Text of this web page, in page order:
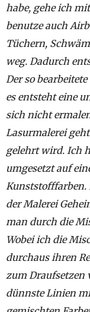
habe, gehe ich
benutze auch
Tüchern,
weg. Dadurch
Der so
es entsteht eine
sich nicht
Lasurmalerei
gelehrt wird. Ich
umgesetzt auf
Kunststofffarben.
der Malerei
man durch die
Wobei ich die
durchaus ihren
zum Draufsetzen
dünnste Linien